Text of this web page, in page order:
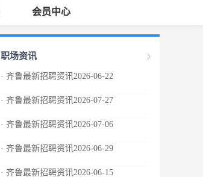
会员中心
职场资讯
· 齐鲁最新招聘资讯2026-06-22
· 齐鲁最新招聘资讯2026-07-27
· 齐鲁最新招聘资讯2026-07-06
· 齐鲁最新招聘资讯2026-06-29
· 齐鲁最新招聘资讯2026-06-15